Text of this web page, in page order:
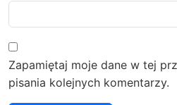
Zapamiętaj moje dane w tej
pisania kolejnych komentarzy.